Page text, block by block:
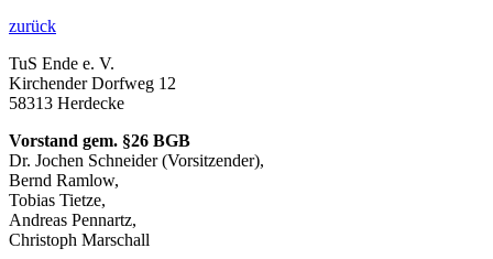
zurück
TuS Ende e. V.
Kirchender Dorfweg 12
58313 Herdecke
Vorstand gem. §26 BGB
Dr. Jochen Schneider (Vorsitzender),
Bernd Ramlow,
Tobias Tietze,
Andreas Pennartz,
Christoph Marschall